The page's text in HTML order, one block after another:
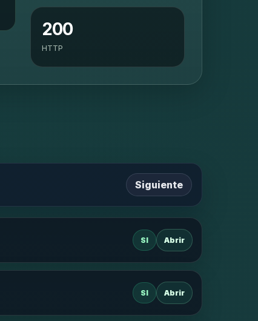
200
HTTP
Siguiente
SI Abrir
SI Abrir